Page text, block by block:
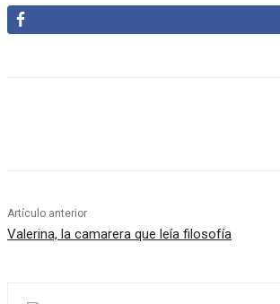
Artículo anterior
Valerina, la camarera que leía filosofía